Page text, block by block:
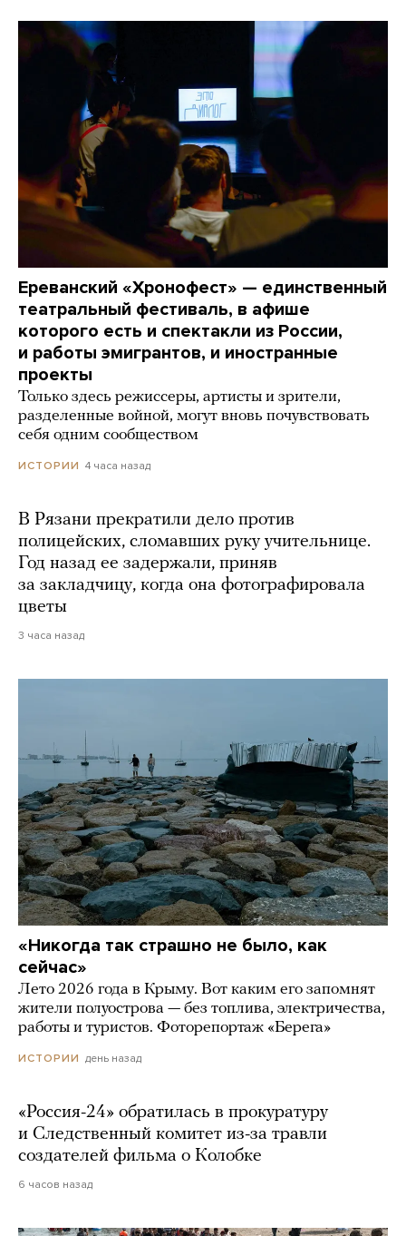
Ереванский «Хронофест» — единственный
театральный фестиваль, в афише
которого есть и спектакли из России,
и работы эмигрантов, и иностранные
проекты
Только здесь режиссеры, артисты и зрители,
разделенные войной, могут вновь почувствовать
себя одним сообществом
ИСТОРИИ 4 часа назад
В Рязани прекратили дело против
полицейских, сломавших руку учительнице.
Год назад ее задержали, приняв
за закладчицу, когда она фотографировала
цветы
3 часа назад
«Никогда так страшно не было, как
сейчас»
Лето 2026 года в Крыму. Вот каким его запомнят
жители полуострова — без топлива, электричества,
работы и туристов. Фоторепортаж «Берега»
ИСТОРИИ день назад
«Россия-24» обратилась в прокуратуру
и Следственный комитет из-за травли
создателей фильма о Колобке
6 часов назад